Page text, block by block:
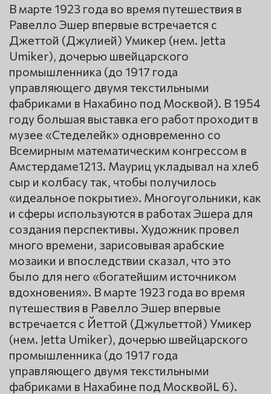
В марте 1923 года во время путешествия в
Равелло Эшер впервые встречается с
Джеттой (Джулией) Умикер (нем. Jetta
Umiker), дочерью швейцарского
промышленника (до 1917 года
управляющего двумя текстильными
фабриками в Нахабино под Москвой). В 1954
году большая выставка его работ проходит в
музее «Стеделейк» одновременно со
Всемирным математическим конгрессом в
Амстердаме1213. Мауриц укладывал на хлеб
сыр и колбасу так, чтобы получилось
«идеальное покрытие». Многоугольники, как
и сферы используются в работах Эшера для
создания перспективы. Художник провел
много времени, зарисовывая арабские
мозаики и впоследствии сказал, что это
было для него «богатейшим источником
вдохновения». В марте 1923 года во время
путешествия в Равелло Эшер впервые
встречается с Йеттой (Джульеттой) Умикер
(нем. Jetta Umiker), дочерью швейцарского
промышленника (до 1917 года
управляющего двумя текстильными
фабриками в Нахабине под МосквойL 6).